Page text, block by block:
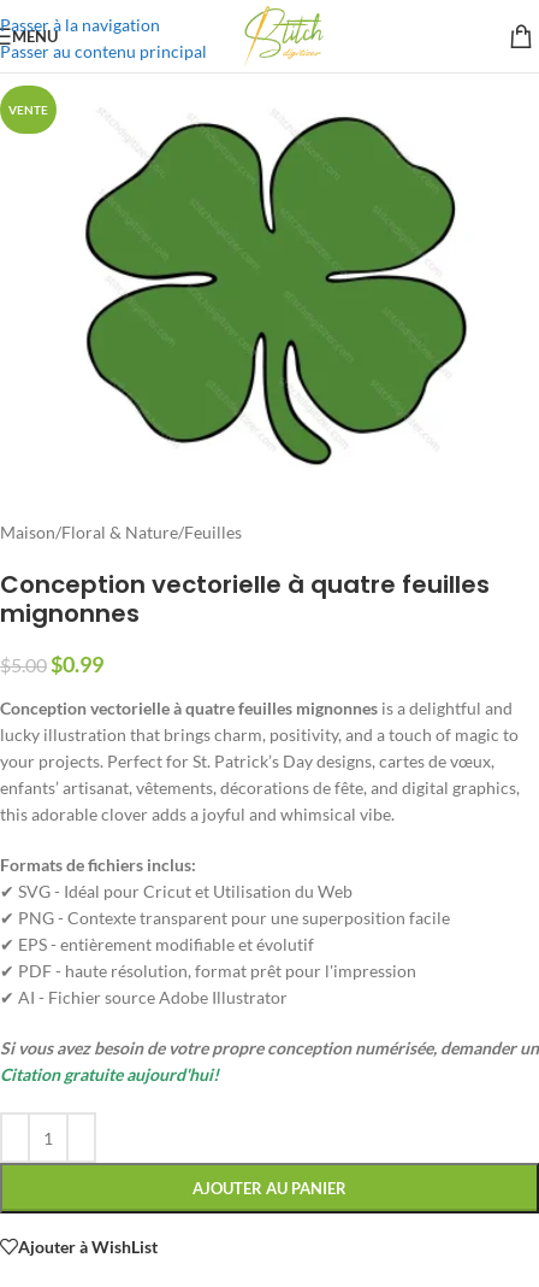
Passer à la navigation
Passer au contenu principal
MENU
VENTE
Maison/Floral & Nature/Feuilles
Conception vectorielle à quatre feuilles
mignonnes
$5.00$0.99
Conception vectorielle à quatre feuilles mignonnes is a delightful and
lucky illustration that brings charm, positivity, and a touch of magic to
your projects. Perfect for St. Patrick’s Day designs, cartes de vœux,
enfants’ artisanat, vêtements, décorations de fête, and digital graphics,
this adorable clover adds a joyful and whimsical vibe.
Formats de fichiers inclus:
✔ SVG - Idéal pour Cricut et Utilisation du Web
✔ PNG - Contexte transparent pour une superposition facile
✔ EPS - entièrement modifiable et évolutif
✔ PDF - haute résolution, format prêt pour l'impression
✔ AI - Fichier source Adobe Illustrator
Si vous avez besoin de votre propre conception numérisée, demander un
Citation gratuite aujourd'hui!
AJOUTER AU PANIER
Ajouter à WishList